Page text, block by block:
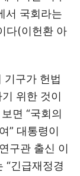
서 국회라는
다(이헌환 아
기구가 헌법
위한 것이
면 “국회의
” 대통령이
구관 출신 이
“긴급재정경